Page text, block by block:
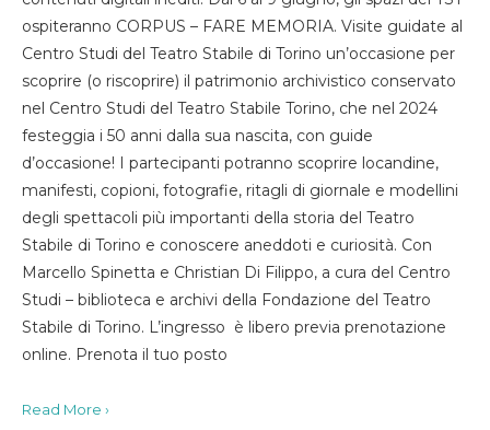
ospiteranno CORPUS – FARE MEMORIA. Visite guidate al
Centro Studi del Teatro Stabile di Torino un’occasione per
scoprire (o riscoprire) il patrimonio archivistico conservato
nel Centro Studi del Teatro Stabile Torino, che nel 2024
festeggia i 50 anni dalla sua nascita, con guide
d’occasione! I partecipanti potranno scoprire locandine,
manifesti, copioni, fotografie, ritagli di giornale e modellini
degli spettacoli più importanti della storia del Teatro
Stabile di Torino e conoscere aneddoti e curiosità. Con
Marcello Spinetta e Christian Di Filippo, a cura del Centro
Studi – biblioteca e archivi della Fondazione del Teatro
Stabile di Torino. L’ingresso è libero previa prenotazione
online. Prenota il tuo posto
Read More ›